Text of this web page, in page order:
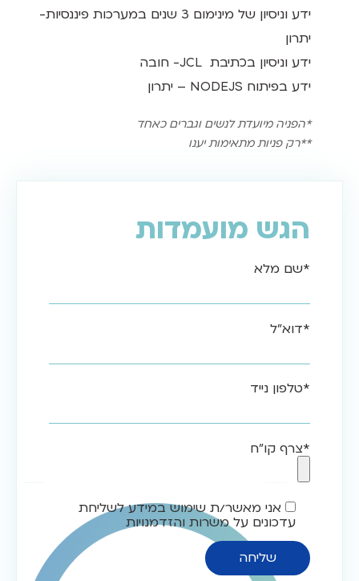
ידע וניסיון של מינימום 3 שנים במערכות פיננסיות-
יתרון
ידע וניסיון בכתיבת JCL- חובה
ידע בפיתוח NODEJS – יתרון
*הפניה מיועדת לנשים וגברים כאחד
**רק פניות מתאימות יענו
הגש מועמדות
*שם מלא
*דוא"ל
*טלפון נייד
*צרף קו"ח
אני מאשר/ת שימוש במידע לשליחת
עדכונים על משרות והזדמנויות